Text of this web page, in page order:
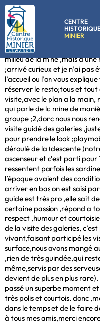
CENTRE
HISTORIQUE
MINIER
alors ,arrivé a 10h30,curieux
milieu de la mine ,mais
;arrivé curieux et je n’ai pas
l’accueil ou l’on vous
réserver le resto;tous et tout
visite,avec le plan a la main,
qui parle de la mine de
groupe ;2,donc nous nous
visite guidé des galeries
pour prendre le look
déroulé de la (descente
ascenseur et c’est parti pour
ressentent parfois les
l’époque avaient des
arriver en bas on est saisi
guide est très pro ,elle sait
certaine passion ,répond a
respect ,humour et
de la visite des galeries,
vivant,faisant participé les
surface,nous avons mangé
,rien de très guindée,qui
même,servis par des
devient de plus en plus
passé un superbe moment
très polis et courtois. donc
dans le temps et de le faire
à tous mes amis,merci